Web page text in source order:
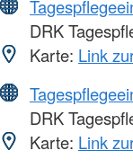
DRK
Karte: Link
DRK
Karte: Link